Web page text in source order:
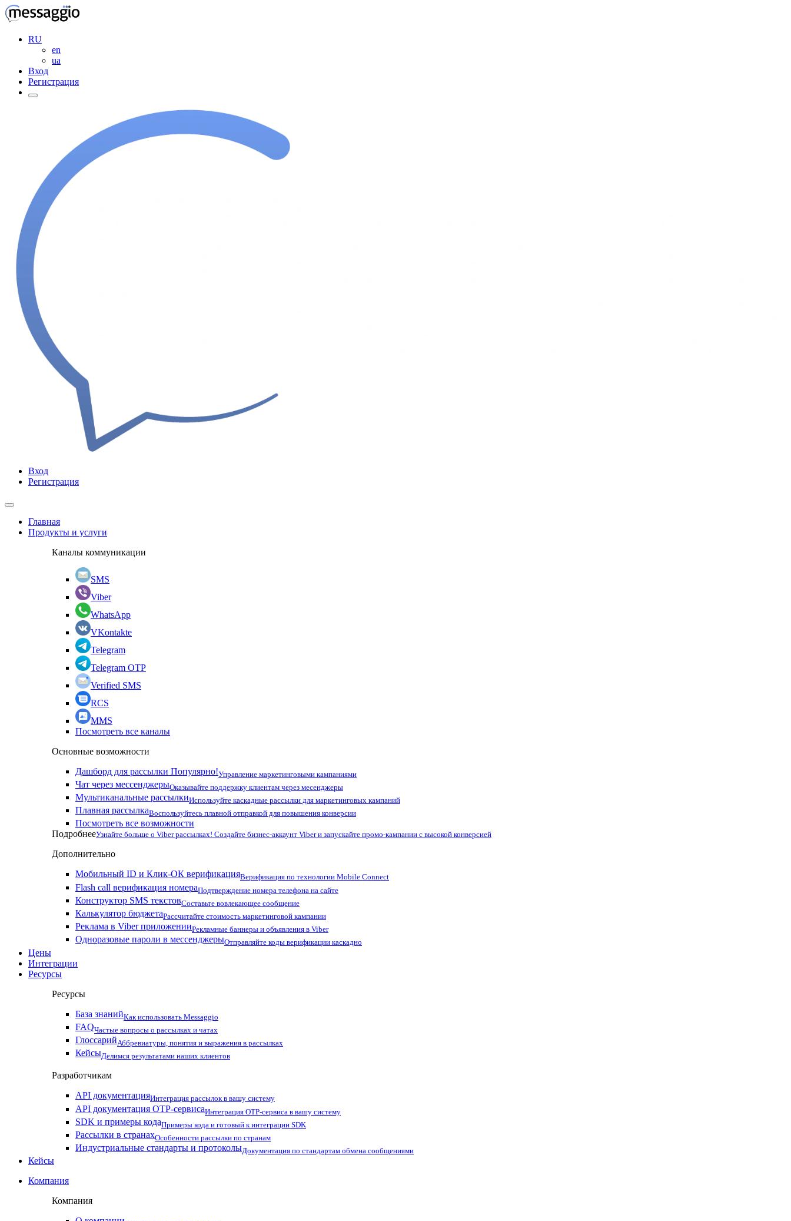
RU
en
ua
Вход
Регистрация
Вход
Регистрация
Главная
Продукты и услуги
Каналы коммуникации
SMS
Viber
WhatsApp
VKontakte
Telegram
Telegram OTP
Verified SMS
RCS
MMS
Посмотреть все каналы
Основные возможности
Дашборд для рассылки Популярно!Управление маркетинговыми кампаниями
Чат через мессенджерыОказывайте поддержку клиентам через месенджеры
Мультиканальные рассылкиИспользуйте каскадные рассылки для маркетинговых кампаний
Плавная рассылкаВоспользуйтесь плавной отправкой для повышения конверсии
Посмотреть все возможности
ПодробнееУзнайте больше о Viber рассылках! Создайте бизнес-аккаунт Viber и запускайте промо-кампании с высокой конверсией
Дополнительно
Мобильный ID и Клик-ОК верификацияВерификация по технологии Mobile Connect
Flash call верификация номераПодтверждение номера телефона на сайте
Конструктор SMS текстовСоставьте вовлекающее сообщение
Калькулятор бюджетаРассчитайте стоимость маркетинговой кампании
Реклама в Viber приложенииРекламные баннеры и объявления в Viber
Одноразовые пароли в мессенджерыОтправляйте коды верификации каскадно
Цены
Интеграции
Ресурсы
Ресурсы
База знанийКак использовать Messaggio
FAQЧастые вопросы о рассылках и чатах
ГлоссарийАббревиатуры, понятия и выражения в рассылках
КейсыДелимся результатами наших клиентов
Разработчикам
API документацияИнтеграция рассылок в вашу систему
API документация OTP-сервисаИнтеграция OTP-сервиса в вашу систему
SDK и примеры кодаПримеры кода и готовый к интеграции SDK
Рассылки в странахОсобенности рассылки по странам
Индустриальные стандарты и протоколыДокументация по стандартам обмена сообщениями
Кейсы
Компания
Компания